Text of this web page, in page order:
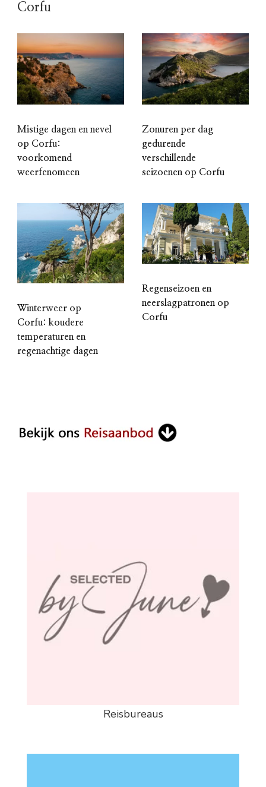
Corfu
Mistige dagen en nevel
op Corfu:
voorkomend
weerfenomeen
Zonuren per dag
gedurende
verschillende
seizoenen op Corfu
Winterweer op
Corfu: koudere
temperaturen en
regenachtige dagen
Regenseizoen en
neerslagpatronen op
Corfu
Reisbureaus